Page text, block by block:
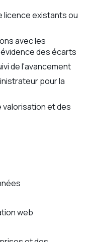
licence existants ou
avec les
des écarts
de l'avancement
pour la
valorisation et des
web